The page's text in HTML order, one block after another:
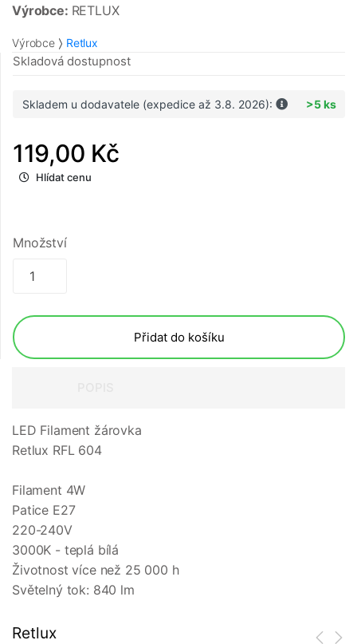
Výrobce: RETLUX
Výrobce Retlux
Skladová dostupnost
Skladem u dodavatele (expedice až 3.8. 2026): >5 ks
119,00 Kč
Hlídat cenu
Množství
Přidat do košíku
LED Filament žárovka
Retlux RFL 604
Filament 4W
Patice E27
220-240V
3000K - teplá bílá
Životnost více než 25 000 h
Světelný tok: 840 lm
Retlux